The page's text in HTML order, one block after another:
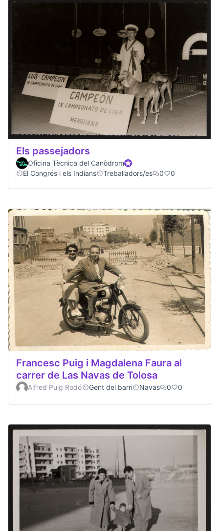
Els passejadors
Oficina Tècnica del CanòdromOfficial participant
El Congrés i els Indians
Treballadors/es 0 0
Francesc Puig i Magdalena Faura al
carrer de Las Navas de Tolosa
Alfred Puig Rodó Gent del barri Navas 0 0